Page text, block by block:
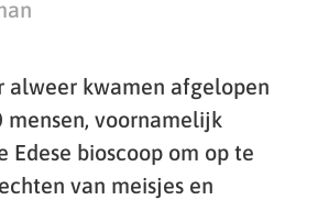
alweer kwamen afgelopen
mensen, voornamelijk
Edese bioscoop om op te
van meisjes en